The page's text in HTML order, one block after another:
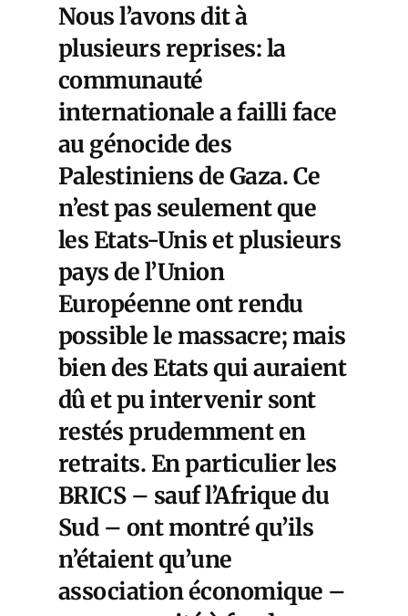
Nous l’avons dit à
plusieurs reprises: la
communauté
internationale a failli face
au génocide des
Palestiniens de Gaza. Ce
n’est pas seulement que
les Etats-Unis et plusieurs
pays de l’Union
Européenne ont rendu
possible le massacre; mais
bien des Etats qui auraient
dû et pu intervenir sont
restés prudemment en
retraits. En particulier les
BRICS – sauf l’Afrique du
Sud – ont montré qu’ils
n’étaient qu’une
association économique –